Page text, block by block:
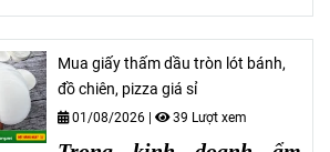
Mua giấy thấm dầu tròn lót bánh,
đồ chiên, pizza giá sỉ
01/08/2026 | 39 Lượt xem